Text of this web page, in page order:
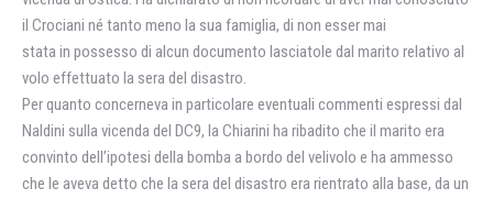
il Crociani né tanto meno la sua famiglia, di non esser mai
stata in possesso di alcun documento lasciatole dal marito relativo al
volo effettuato la sera del disastro.
Per quanto concerneva in particolare eventuali commenti espressi dal
Naldini sulla vicenda del DC9, la Chiarini ha ribadito che il marito era
convinto dell’ipotesi della bomba a bordo del velivolo e ha ammesso
che le aveva detto che la sera del disastro era rientrato alla base, da un